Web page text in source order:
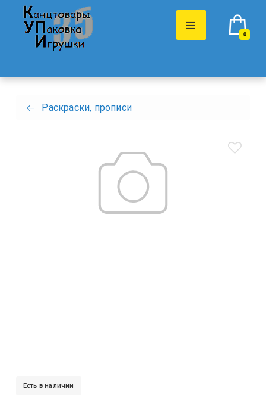
0
Раскраски, прописи
Есть в наличии